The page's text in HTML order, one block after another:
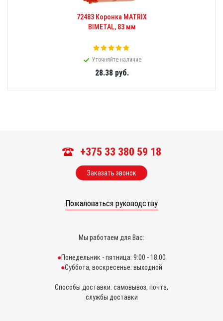
72483 Коронка MATRIX
BIMETAL, 83 мм
Уточняйте наличие
28.38руб.
+375 33 380 59 18
Заказать звонок
Пожаловаться руководству
Мы работаем для Вас:
Понедельник - пятница: 9:00 - 18:00
Суббота, воскресенье: выходной
Способы доставки: самовывоз, почта,
службы доставки